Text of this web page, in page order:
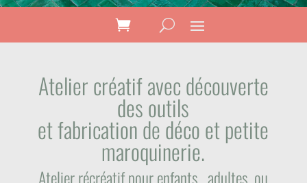
Atelier créatif avec découverte
des outils
et fabrication de déco et petite
maroquinerie.
Atelier récréatif pour enfants , adultes, ou